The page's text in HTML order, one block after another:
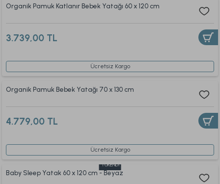
Organik Pamuk Katlanır Bebek Yatağı 60 x 120 cm
3.739,00 TL
Ücretsiz Kargo
Organik Pamuk Bebek Yatağı 70 x 130 cm
4.779,00 TL
Ücretsiz Kargo
TÜKENDİ
Baby Sleep Yatak 60 x 120 cm - Beyaz